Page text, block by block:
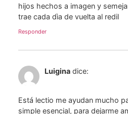
hijos hechos a imagen y
trae cada dìa de vuelta al redil
Responder
Luigina dice:
Está lectio me ayudan mucho
simple esencial, para dejarme